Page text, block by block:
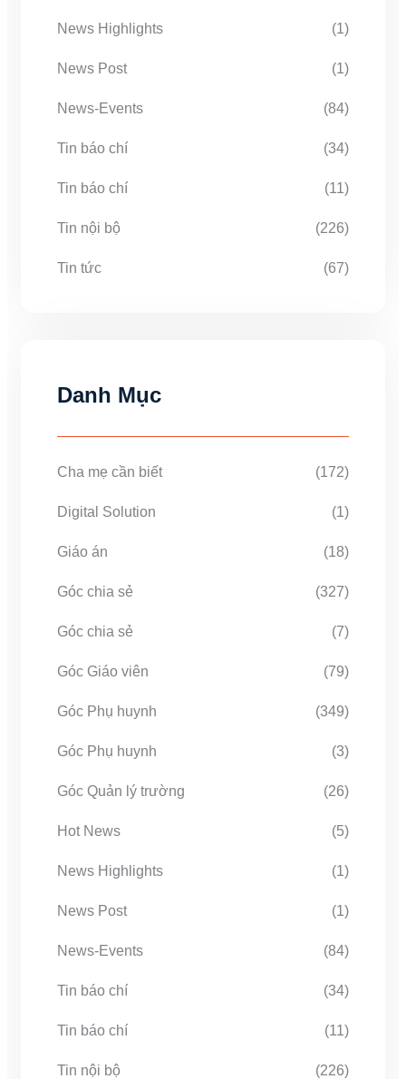
News Highlights (1)
News Post (1)
News-Events (84)
Tin báo chí (34)
Tin báo chí (11)
Tin nội bộ (226)
Tin tức (67)
Danh Mục
Cha mẹ cần biết (172)
Digital Solution (1)
Giáo án (18)
Góc chia sẻ (327)
Góc chia sẻ (7)
Góc Giáo viên (79)
Góc Phụ huynh (349)
Góc Phụ huynh (3)
Góc Quản lý trường (26)
Hot News (5)
News Highlights (1)
News Post (1)
News-Events (84)
Tin báo chí (34)
Tin báo chí (11)
Tin nội bộ (226)